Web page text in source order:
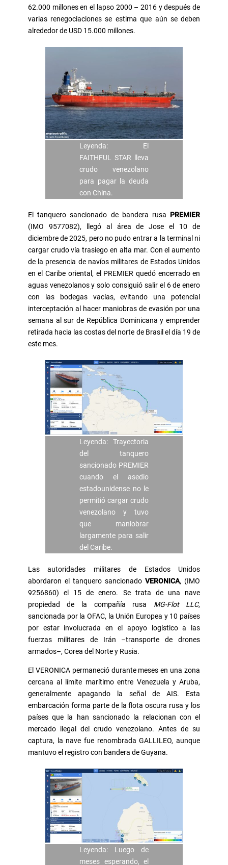
62.000 millones en el lapso 2000 – 2016 y después de
varias renegociaciones se estima que aún se deben
alrededor de USD 15.000 millones.
Leyenda: El
FAITHFUL STAR lleva
crudo venezolano
para pagar la deuda
con China.
El tanquero sancionado de bandera rusa PREMIER
(IMO 9577082), llegó al área de Jose el 10 de
diciembre de 2025, pero no pudo entrar a la terminal ni
cargar crudo vía trasiego en alta mar. Con el aumento
de la presencia de navíos militares de Estados Unidos
en el Caribe oriental, el PREMIER quedó encerrado en
aguas venezolanos y solo consiguió salir el 6 de enero
con las bodegas vacías, evitando una potencial
interceptación al hacer maniobras de evasión por una
semana al sur de República Dominicana y emprender
retirada hacia las costas del norte de Brasil el día 19 de
este mes.
Leyenda: Trayectoria
del tanquero
sancionado PREMIER
cuando el asedio
estadounidense no le
permitió cargar crudo
venezolano y tuvo
que maniobrar
largamente para salir
del Caribe.
Las autoridades militares de Estados Unidos
abordaron el tanquero sancionadoVERONICA, (IMO
9256860) el 15 de enero. Se trata de una nave
propiedad de la compañía rusa MG-Flot LLC,
sancionada por la OFAC, la Unión Europea y 10 países
por estar involucrada en el apoyo logístico a las
fuerzas militares de Irán –transporte de drones
armados–, Corea del Norte y Rusia.
El VERONICA permaneció durante meses en una zona
cercana al límite marítimo entre Venezuela y Aruba,
generalmente apagando la señal de AIS. Esta
embarcación forma parte de la flota oscura rusa y los
países que la han sancionado la relacionan con el
mercado ilegal del crudo venezolano. Antes de su
captura, la nave fue renombrada GALLILEO, aunque
mantuvo el registro con bandera de Guyana.
Leyenda: Luego de
meses esperando, el